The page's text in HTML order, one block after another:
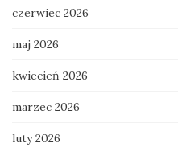
czerwiec 2026
maj 2026
kwiecień 2026
marzec 2026
luty 2026